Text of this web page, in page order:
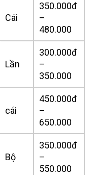
Cái
350.000đ
–
480.000
Lần
300.000đ
–
350.000
cái
450.000đ
–
650.000
Bộ
350.000đ
–
550.000